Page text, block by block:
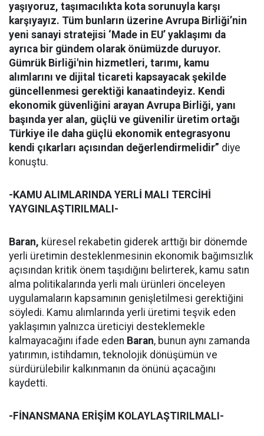
yaşıyoruz, taşımacılıkta kota sorunuyla karşı
karşıyayız. Tüm bunların üzerine Avrupa Birliği’nin
yeni sanayi stratejisi ‘Made in EU’ yaklaşımı da
ayrıca bir gündem olarak önümüzde duruyor.
Gümrük Birliği'nin hizmetleri, tarımı, kamu
alımlarını ve dijital ticareti kapsayacak şekilde
güncellenmesi gerektiği kanaatindeyiz. Kendi
ekonomik güvenliğini arayan Avrupa Birliği, yanı
başında yer alan, güçlü ve güvenilir üretim ortağı
Türkiye ile daha güçlü ekonomik entegrasyonu
kendi çıkarları açısından değerlendirmelidir” diye
konuştu.
-KAMU ALIMLARINDA YERLİ MALI TERCİHİ
YAYGINLAŞTIRILMALI-
Baran, küresel rekabetin giderek arttığı bir dönemde
yerli üretimin desteklenmesinin ekonomik bağımsızlık
açısından kritik önem taşıdığını belirterek, kamu satın
alma politikalarında yerli malı ürünleri önceleyen
uygulamaların kapsamının genişletilmesi gerektiğini
söyledi. Kamu alımlarında yerli üretimi teşvik eden
yaklaşımın yalnızca üreticiyi desteklemekle
kalmayacağını ifade eden Baran, bunun aynı zamanda
yatırımın, istihdamın, teknolojik dönüşümün ve
sürdürülebilir kalkınmanın da önünü açacağını
kaydetti.
-FİNANSMANA ERİŞİM KOLAYLAŞTIRILMALI-